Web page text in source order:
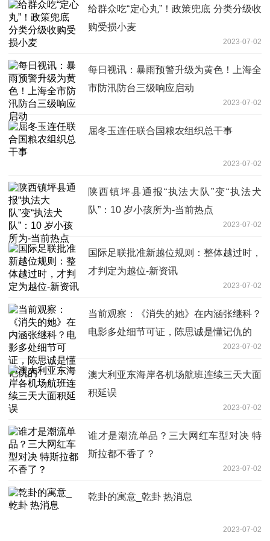
给群众吃“定心丸”！政策兜底 分类分级收
购受损小麦
2023-07-02
每日视讯：暴雨预警升级为黄色！上海全
市防汛防台三级响应启动
2023-07-02
屈冬玉连任联合国粮农组织总干事
2023-07-02
陕西镇坪县通报“执法大队”变“执法犬
队”：10 岁小孩所为-当前热点
2023-07-02
国际足联批准新越位规则：整体越过时，
才判定为越位-新资讯
2023-07-02
当前观察：《消失的她》在内涵张继科？
电影多处细节可证，陈思诚是懂记仇的
2023-07-02
澳大利亚东海岸各机场航班连续三天大面
积延误
2023-07-02
谁才是潮流单品？三大网红车型对决 特
斯拉都不香了？
2023-07-02
乾卦的寓意_乾卦 热消息
2023-07-02